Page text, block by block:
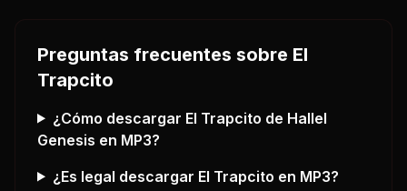
Preguntas frecuentes sobre El
Trapcito
¿Cómo descargar El Trapcito de Hallel
Genesis en MP3?
¿Es legal descargar El Trapcito en MP3?